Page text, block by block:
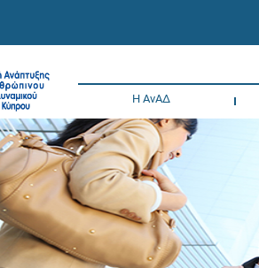
Η ΑνΑΔ